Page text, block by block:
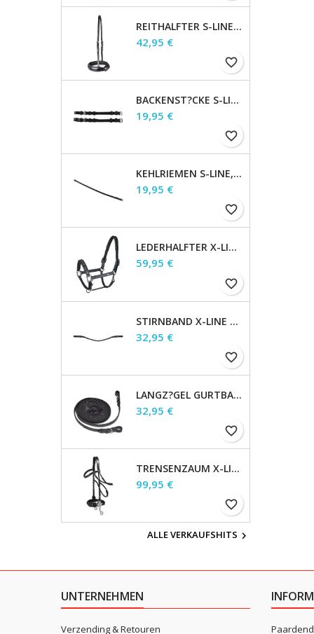
REITHALFTER S-LINE ENGLISCH, SCHWARZ, WB
Preis
42,95 €
favorite_border
BACKENST?CKE S-LINE PAAR MIT SCHNALLEN, BRAUN, WB
Preis
19,95 €
favorite_border
KEHLRIEMEN S-LINE, BRAUN, WB
Preis
19,95 €
favorite_border
LEDERHALFTER X-LINE CRYSTAL, BRAUN/GOLD, PONY
Preis
59,95 €
favorite_border
STIRNBAND X-LINE GLAM, SCHWARZ, SAPHIRBLAU/DUNKELBLAU/SIBER,
Preis
32,95 €
favorite_border
LANGZ?GEL GURTBAND 4M, X-LINE, 19 MM, SCHWARZ
Preis
32,95 €
favorite_border
TRENSENZAUM X-LINE HACKAMORE, BRAUN, WB
Preis
99,95 €
favorite_border
ALLE VERKAUFSHITS 
UNTERNEHMEN
Verzending & Retouren